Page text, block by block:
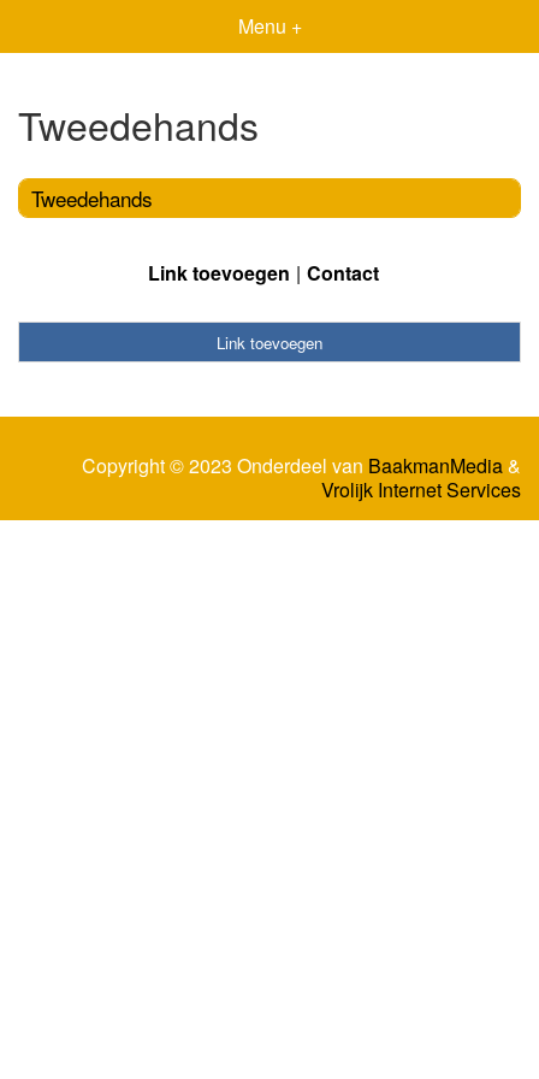
Menu +
Tweedehands
Tweedehands
Link toevoegen Contact
Link toevoegen
Copyright © 2023 Onderdeel van BaakmanMedia&
Vrolijk Internet Services